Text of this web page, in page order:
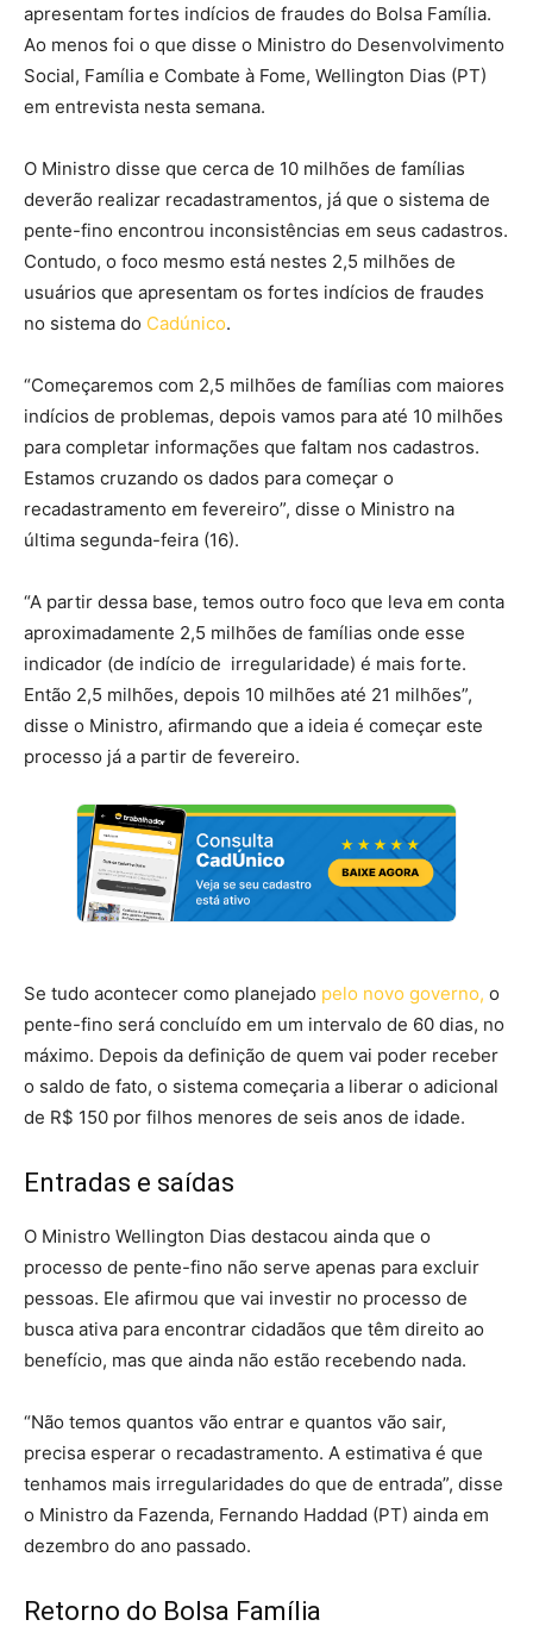
apresentam fortes indícios de fraudes do Bolsa Família.
Ao menos foi o que disse o Ministro do Desenvolvimento
Social, Família e Combate à Fome, Wellington Dias (PT)
em entrevista nesta semana.
O Ministro disse que cerca de 10 milhões de famílias
deverão realizar recadastramentos, já que o sistema de
pente-fino encontrou inconsistências em seus cadastros.
Contudo, o foco mesmo está nestes 2,5 milhões de
usuários que apresentam os fortes indícios de fraudes
no sistema do Cadúnico.
“Começaremos com 2,5 milhões de famílias com maiores
indícios de problemas, depois vamos para até 10 milhões
para completar informações que faltam nos cadastros.
Estamos cruzando os dados para começar o
recadastramento em fevereiro”, disse o Ministro na
última segunda-feira (16).
“A partir dessa base, temos outro foco que leva em conta
aproximadamente 2,5 milhões de famílias onde esse
indicador (de indício de irregularidade) é mais forte.
Então 2,5 milhões, depois 10 milhões até 21 milhões”,
disse o Ministro, afirmando que a ideia é começar este
processo já a partir de fevereiro.
Se tudo acontecer como planejado pelo novo governo, o
pente-fino será concluído em um intervalo de 60 dias, no
máximo. Depois da definição de quem vai poder receber
o saldo de fato, o sistema começaria a liberar o adicional
de R$ 150 por filhos menores de seis anos de idade.
Entradas e saídas
O Ministro Wellington Dias destacou ainda que o
processo de pente-fino não serve apenas para excluir
pessoas. Ele afirmou que vai investir no processo de
busca ativa para encontrar cidadãos que têm direito ao
benefício, mas que ainda não estão recebendo nada.
“Não temos quantos vão entrar e quantos vão sair,
precisa esperar o recadastramento. A estimativa é que
tenhamos mais irregularidades do que de entrada”, disse
o Ministro da Fazenda, Fernando Haddad (PT) ainda em
dezembro do ano passado.
Retorno do Bolsa Família